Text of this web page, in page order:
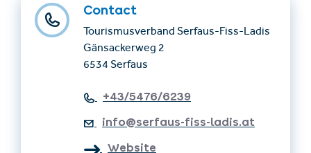
Contact
Tourismusverband Serfaus-Fiss-Ladis
Gänsackerweg 2
6534 Serfaus
+43/5476/6239
info@serfaus-fiss-ladis.at
Website